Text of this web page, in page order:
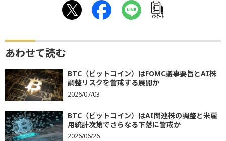
ｱﾝｹｰﾄ
あわせて読む
BTC（ビットコイン）はFOMC議事要旨とAI株
調整リスクを警戒する展開か
2026/07/03
BTC（ビットコイン）はAI関連株の調整と米雇
用統計次第でさらなる下落に警戒か
2026/06/26